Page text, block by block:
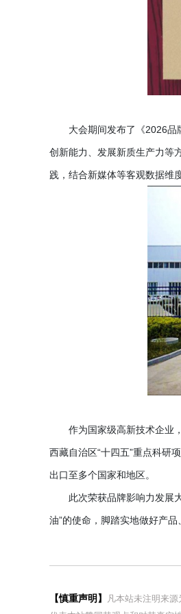
大会期间发布了《2026品
创新能力、发展新质生产力等
践，结合新媒体等客观数据维
作为国家级高新技术企业
西藏自治区“十四五”重点科研
出口至多个国家和地区。
此次荣获品牌影响力发展
油”的使命，脚踏实地做好产
【慎重声明】
凡本站未注明来